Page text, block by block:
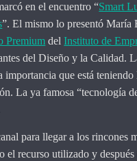
en el encuentro “Smart
”. El mismo lo presentó María
Premium delInstituto de
del Diseño y la Calidad.
importancia que está
La ya famosa “tecnología
para llegar a los rincones
recurso utilizado y después